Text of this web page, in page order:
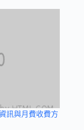
訊與月費收費方